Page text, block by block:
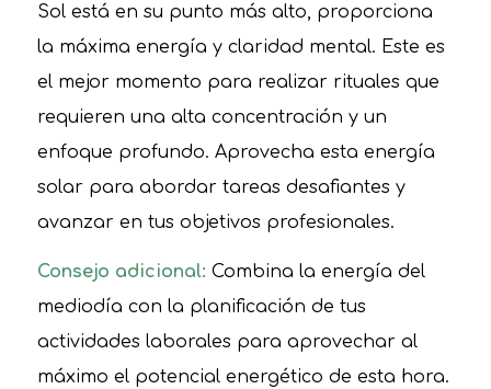
Sol está en su punto más alto, proporciona
la máxima energía y claridad mental. Este es
el mejor momento para realizar rituales que
requieren una alta concentración y un
enfoque profundo. Aprovecha esta energía
solar para abordar tareas desafiantes y
avanzar en tus objetivos profesionales.
Consejo adicional: Combina la energía del
mediodía con la planificación de tus
actividades laborales para aprovechar al
máximo el potencial energético de esta hora.